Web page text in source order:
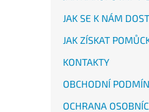
JAK SE K NÁM
JAK ZÍSKAT
KONTAKTY
OBCHODNÍ
OCHRANA